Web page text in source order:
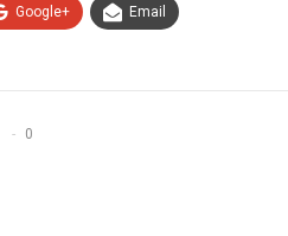
Google+ Email
0